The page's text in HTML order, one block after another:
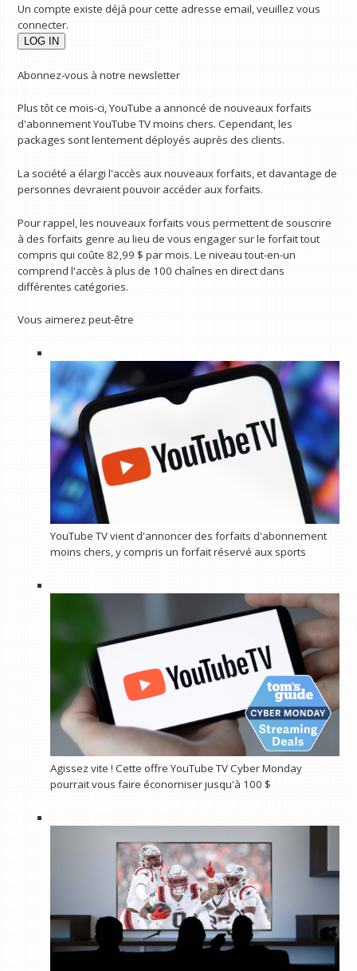
Un compte existe déjà pour cette adresse email, veuillez vous
connecter.
Abonnez-vous à notre newsletter
Plus tôt ce mois-ci, YouTube a annoncé de nouveaux forfaits
d'abonnement YouTube TV moins chers. Cependant, les
packages sont lentement déployés auprès des clients.
La société a élargi l'accès aux nouveaux forfaits, et davantage de
personnes devraient pouvoir accéder aux forfaits.
Pour rappel, les nouveaux forfaits vous permettent de souscrire
à des forfaits genre au lieu de vous engager sur le forfait tout
compris qui coûte 82,99 $ par mois. Le niveau tout-en-un
comprend l'accès à plus de 100 chaînes en direct dans
différentes catégories.
Vous aimerez peut-être
YouTube TV vient d'annoncer des forfaits d'abonnement
moins chers, y compris un forfait réservé aux sports
Agissez vite ! Cette offre YouTube TV Cyber ​​​​Monday
pourrait vous faire économiser jusqu'à 100 $